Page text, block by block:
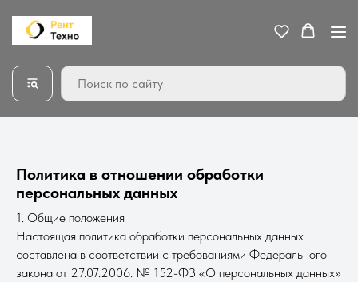
Политика в отношении обработки
персональных данных
1. Общие положения
Настоящая политика обработки персональных данных
составлена в соответствии с требованиями Федерального
закона от 27.07.2006. № 152-ФЗ «О персональных данных»